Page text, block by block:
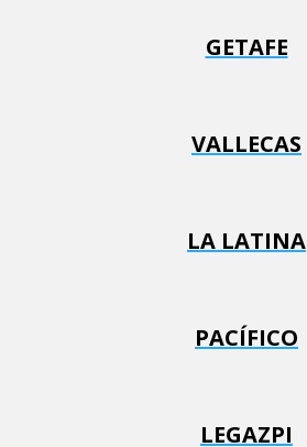
GETAFE
VALLECAS
LA LATINA
PACÍFICO
LEGAZPI